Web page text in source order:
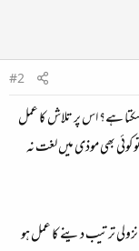
#2
سکتا ہے؟ اس پر تلاش کا عمل
کوئی بھی موذی میں لغت نہ
ترتیب دینے کا عمل ہو